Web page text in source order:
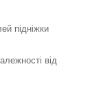
підніжки
від